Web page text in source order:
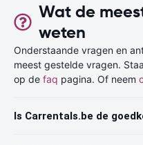
Wat de
weten
Onderstaande vragen en
meest gestelde vragen.
op de faq pagina. Of neem
Is Carrentals.be de